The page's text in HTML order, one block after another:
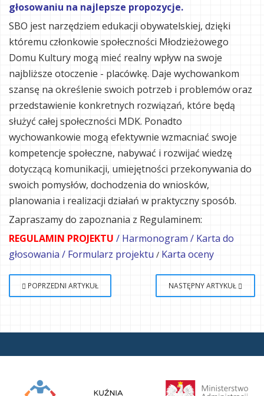
głosowaniu na najlepsze propozycje.
SBO jest narzędziem edukacji obywatelskiej, dzięki
któremu członkowie społeczności Młodzieżowego
Domu Kultury mogą mieć realny wpływ na swoje
najbliższe otoczenie - placówkę. Daje wychowankom
szansę na określenie swoich potrzeb i problemów oraz
przedstawienie konkretnych rozwiązań, które będą
służyć całej społeczności MDK. Ponadto
wychowankowie mogą efektywnie wzmacniać swoje
kompetencje społeczne, nabywać i rozwijać wiedzę
dotyczącą komunikacji, umiejętności przekonywania do
swoich pomysłów, dochodzenia do wniosków,
planowania i realizacji działań w praktyczny sposób.
Zapraszamy do zapoznania z Regulaminem:
REGULAMIN PROJEKTU / Harmonogram / Karta do
głosowania/ Formularz projektu / Karta oceny
POPRZEDNI ARTYKUŁ NASTĘPNY ARTYKUŁ